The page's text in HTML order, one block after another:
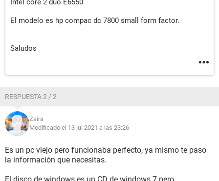
Intel core 2 duo E6550
El modelo es hp compac dc 7800 small form factor.
Saludos
RESPUESTA 2 / 2
Zaira
Modificado el 13 jul 2021 a las 23:26
Es un pc viejo pero funcionaba perfecto, ya mismo te paso
la información que necesitas.